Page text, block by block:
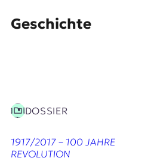
Geschichte
DOSSIER
1917/2017 – 100 JAHRE
REVOLUTION